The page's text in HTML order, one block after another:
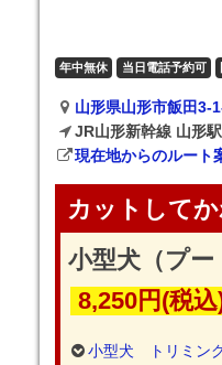
年中無休 当日電話予約可
山形県山形市飯田3-
JR山形新幹線 山形
現在地からのルート
カットして
小型犬（プ
8,250円(税込
小型犬 トリミン